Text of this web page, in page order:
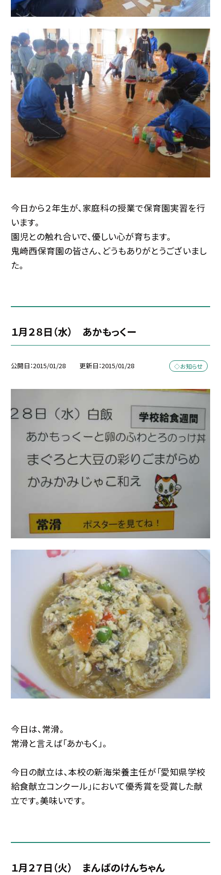
今日から２年生が、家庭科の授業で保育園実習を行
います。
園児との触れ合いで、優しい心が育ちます。
鬼崎西保育園の皆さん、どうもありがとうございまし
た。
１月２８日（水） あかもっくー
公開日 2015/01/28 更新日 2015/01/28 ◇お知らせ
今日は、常滑。
常滑と言えば「あかもく」。
今日の献立は、本校の新海栄養主任が「愛知県学校
給食献立コンクール」において優秀賞を受賞した献
立です。美味いです。
１月２７日（火） まんばのけんちゃん